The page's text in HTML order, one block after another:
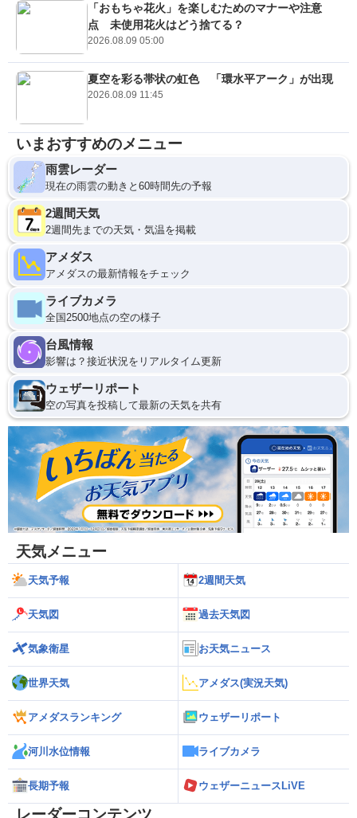
「おもちゃ花火」を楽しむためのマナーや注意
点 未使用花火はどう捨てる？
2026.08.09 05:00
夏空を彩る帯状の虹色 「環水平アーク」が出現
2026.08.09 11:45
いまおすすめのメニュー
雨雲レーダー
現在の雨雲の動きと60時間先の予報
2週間天気
2週間先までの天気・気温を掲載
アメダス
アメダスの最新情報をチェック
ライブカメラ
全国2500地点の空の様子
台風情報
影響は？接近状況をリアルタイム更新
ウェザーリポート
空の写真を投稿して最新の天気を共有
天気メニュー
天気予報 2週間天気
天気図 過去天気図
気象衛星 お天気ニュース
世界天気 アメダス(実況天気)
アメダスランキング ウェザーリポート
河川水位情報 ライブカメラ
長期予報 ウェザーニュースLiVE
レーダーコンテンツ